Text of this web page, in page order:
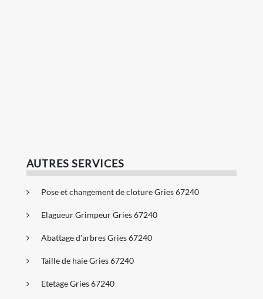
AUTRES SERVICES
Pose et changement de cloture Gries 67240
Elagueur Grimpeur Gries 67240
Abattage d'arbres Gries 67240
Taille de haie Gries 67240
Etetage Gries 67240